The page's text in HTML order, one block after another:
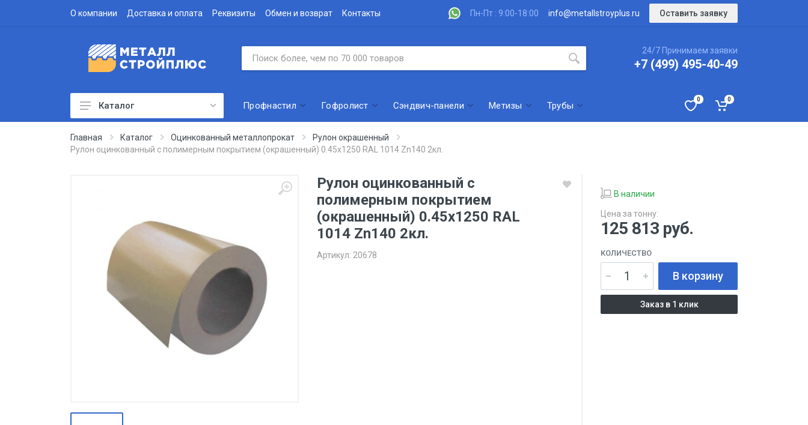
О компании Доставка и оплата Реквизиты Обмен и возврат Контакты Пн-Пт : 9:00-18:00 info@metallstroyplus.ru Оставить заявку
24/7 Принимаем заявки
+7 (499) 495-40-49
Профнастил
Водосточная система
Сэндвич-панели
Метизы
Штакетник
Черный металлопрокат
Нержавеющий металлопрокат
Каталог Профнастил Гофролист Сэндвич-панели Метизы Трубы
0 0
Главная Каталог Оцинкованный металлопрокат
Рулон окрашенный
Рулон оцинкованный с полимерным покрытием (окрашенный) 0.45x1250 RAL 1014 Zn140 2кл.
Рулон оцинкованный с
полимерным покрытием
(окрашенный) 0.45x1250 RAL
1014 Zn140 2кл.
Артикул: 20678
В наличии
Цена за тонну:
125 813 руб.
КОЛИЧЕСТВО
В корзину
Заказ в 1 клик